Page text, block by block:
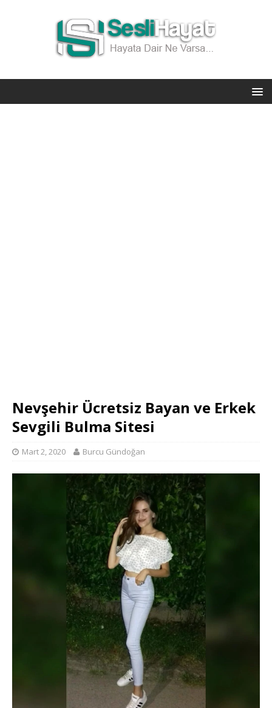
Nevşehir Ücretsiz Bayan ve Erkek
Sevgili Bulma Sitesi
Mart 2, 2020 Burcu Gündoğan